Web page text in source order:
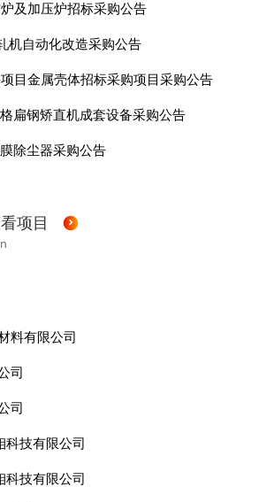
及加压炉招标采购公告
机自动化改造采购公告
目金属壳体招标采购项目采购公告
扁钢矫直机成套设备采购公告
除尘器采购公告
项目
料有限公司
司
司
科技有限公司
科技有限公司